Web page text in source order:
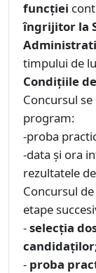
funcţiei
îngrijitor la
timpului de
Condiţiile
Concursul
program:
-proba
-data şi ora
rezultatele
Concursul
etape
-selecţia
- proba